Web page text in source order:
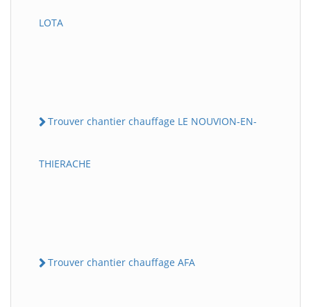
LOTA
Trouver chantier chauffage LE NOUVION-EN-
THIERACHE
Trouver chantier chauffage AFA